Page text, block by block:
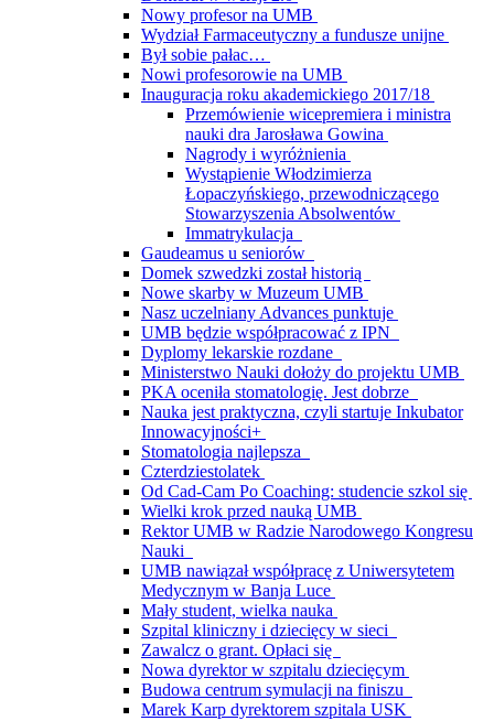
Nowy profesor na UMB
Wydział Farmaceutyczny a fundusze unijne
Był sobie pałac…
Nowi profesorowie na UMB
Inauguracja roku akademickiego 2017/18
Przemówienie wicepremiera i ministra
nauki dra Jarosława Gowina
Nagrody i wyróżnienia
Wystąpienie Włodzimierza
Łopaczyńskiego, przewodniczącego
Stowarzyszenia Absolwentów
Immatrykulacja
Gaudeamus u seniorów
Domek szwedzki został historią
Nowe skarby w Muzeum UMB
Nasz uczelniany Advances punktuje
UMB będzie współpracować z IPN
Dyplomy lekarskie rozdane
Ministerstwo Nauki dołoży do projektu UMB
PKA oceniła stomatologię. Jest dobrze
Nauka jest praktyczna, czyli startuje Inkubator
Innowacyjności+
Stomatologia najlepsza
Czterdziestolatek
Od Cad-Cam Po Coaching: studencie szkol się
Wielki krok przed nauką UMB
Rektor UMB w Radzie Narodowego Kongresu
Nauki
UMB nawiązał współpracę z Uniwersytetem
Medycznym w Banja Luce
Mały student, wielka nauka
Szpital kliniczny i dziecięcy w sieci
Zawalcz o grant. Opłaci się
Nowa dyrektor w szpitalu dziecięcym
Budowa centrum symulacji na finiszu
Marek Karp dyrektorem szpitala USK